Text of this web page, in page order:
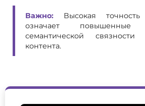
Важно: Высокая точность
означает
семантической
контента.